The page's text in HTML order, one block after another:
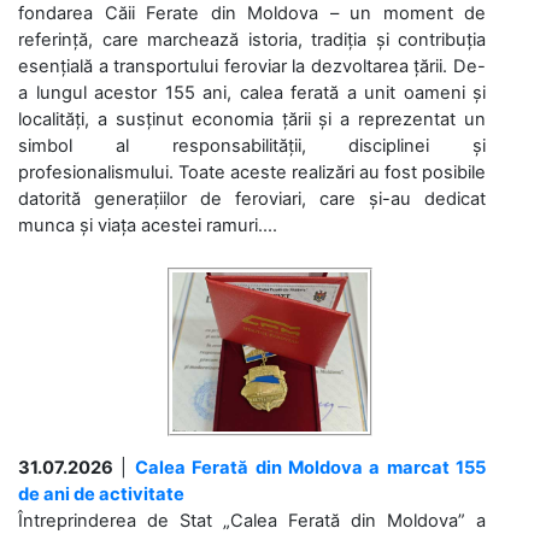
fondarea Căii Ferate din Moldova – un moment de
referință, care marchează istoria, tradiția și contribuția
esențială a transportului feroviar la dezvoltarea țării. De-
a lungul acestor 155 ani, calea ferată a unit oameni și
localități, a susținut economia țării și a reprezentat un
simbol al responsabilității, disciplinei și
profesionalismului. Toate aceste realizări au fost posibile
datorită generațiilor de feroviari, care și-au dedicat
munca și viața acestei ramuri....
31.07.2026
Calea Ferată din Moldova a marcat 155
de ani de activitate
Întreprinderea de Stat „Calea Ferată din Moldova” a